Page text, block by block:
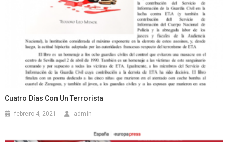
Cuatro Días Con Un Terrorista
febrero 4, 2021 admin